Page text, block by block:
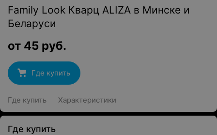
Family Look Кварц ALIZA в Минске и
Беларуси
от 45 руб.
Где купить
Где купить Характеристики
Где купить